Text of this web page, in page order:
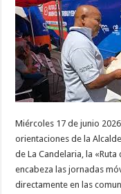
Miércoles 17 de junio
orientaciones de la
de La Candelaria, la
encabeza las jornadas
directamente en las